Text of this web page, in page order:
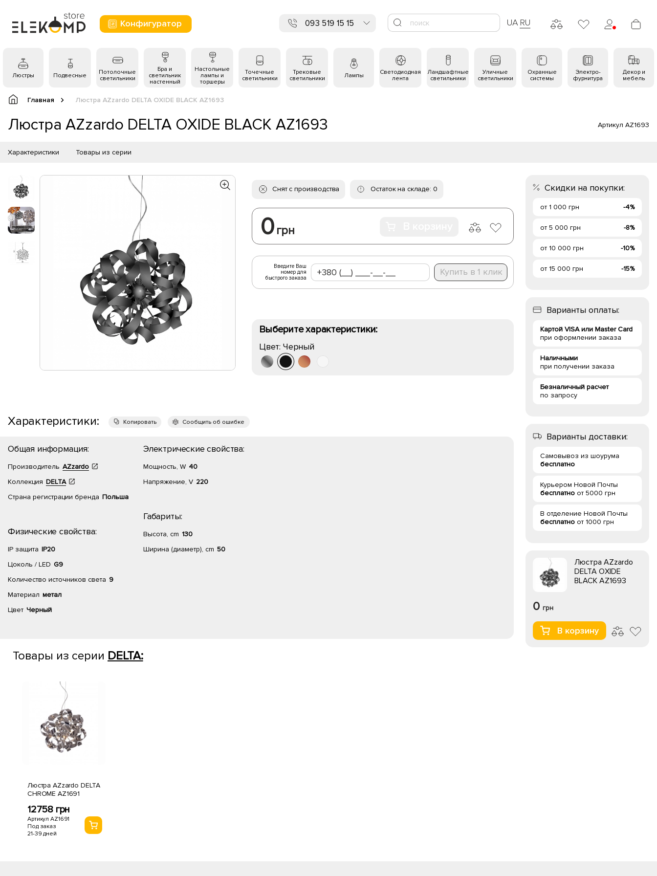
Конфигуратор 093 519 15 15 UA RU
Люстры Подвесные
Потолочные
светильники
Бра и
светильник
настенный
Настольные
лампы и
торшеры
Точечные
светильники
Трековые
светильники
Лампы
Светодиодная
лента
Ландшафтные
светильники
Уличные
светильники
Охранные
системы
Электро-
фурнитура
Декор и
мебель
Главная Люстра AZzardo DELTA OXIDE BLACK AZ1693
Люстра AZzardo DELTA OXIDE BLACK AZ1693 Артикул AZ1693
Характеристики Товары из серии
Снят с производства Остаток на складе: 0
0 грн
Введите Ваш
номер для
быстрого заказа
Купить в 1 клик
Выберите характеристики:
Цвет: Черный
Характеристики: Копировать Сообщить об ошибке
Общая информация:
Производитель AZzardo
Коллекция DELTA
Страна регистрации бренда Польша
Физические свойства:
IP защита IP20
Цоколь / LED G9
Количество источников света 9
Материал метал
Цвет Черный
Электрические свойства:
Мощность, W 40
Напряжение, V 220
Габариты:
Высота, cm 130
Ширина (диаметр), cm 50
Товары из серии DELTA:
Люстра AZzardo DELTA
CHROME AZ1691
12758 грн
Артикул AZ1691
Под заказ
21-39 дней
Скидки на покупки:
от 1 000 грн -4%
от 5 000 грн -8%
от 10 000 грн -10%
от 15 000 грн -15%
Варианты оплаты:
Картой VISA или Master Card
при оформлении заказа
Наличными
при получении заказа
Безналичный расчет
по запросу
Варианты доставки:
Самовывоз из шоурума
бесплатно
Курьером Новой Почты
бесплатно от 5000 грн
В отделение Новой Почты
бесплатно от 1000 грн
Люстра AZzardo
DELTA OXIDE
BLACK AZ1693
0 грн
В корзину